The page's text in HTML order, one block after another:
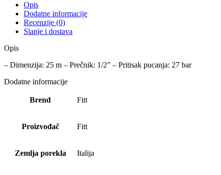
Opis
Dodatne informacije
Recenzije (0)
Slanje i dostava
Opis
– Dimenzija: 25 m – Prečnik: 1/2” – Pritisak pucanja: 27 bar
Dodatne informacije
Brend Fitt
Proizvođač Fitt
Zemlja porekla Italija